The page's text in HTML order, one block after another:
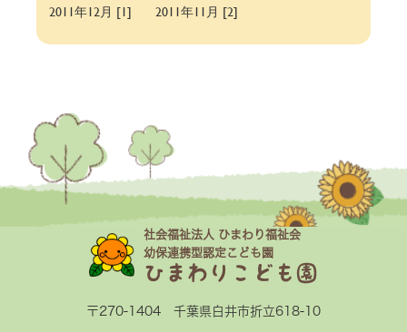
2011年12月 [1]
2011年11月 [2]
社会福祉法人 ひまわり福祉会
幼保連携型認定こども園
ひまわりこども園
〒270-1404 千葉県白井市折立618-10